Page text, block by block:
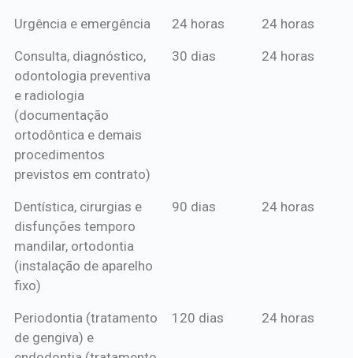
*Procedimentos Amil
*Pagamento
mensal*
*Pagamento
de crédito
Urgência e emergência 24 horas 24 horas
Consulta, diagnóstico,
odontologia preventiva
e radiologia
(documentação
ortodôntica e demais
procedimentos
previstos em contrato)
30 dias 24 horas
Dentística, cirurgias e
disfunções temporo
mandilar, ortodontia
(instalação de aparelho
fixo)
90 dias 24 horas
Periodontia (tratamento
de gengiva) e
120 dias 24 horas